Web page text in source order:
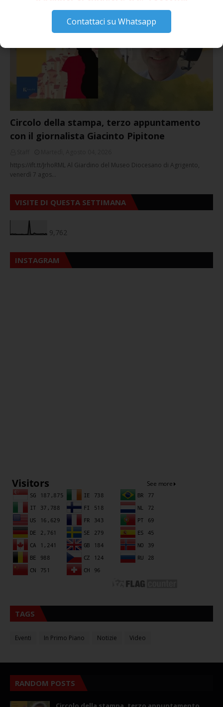
Contattaci su Whatsapp
March 16, 2026
Circolo della stampa, terzo appuntamento
con il giornalista Giacinto Pipitone
https://ift.tt/JrhoRML Al Giardino del Museo Diocesano di Agrigento,
venerdì 7 agos…
VISITE DI QUESTA SETTIMANA
9,762
INSTAGRAM
TAGS
Eventi In Primo Piano Notizie Video
RANDOM POSTS